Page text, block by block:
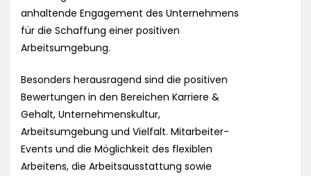
anhaltende Engagement des Unternehmens
für die Schaffung einer positiven
Arbeitsumgebung.
Besonders herausragend sind die positiven
Bewertungen in den Bereichen Karriere &
Gehalt, Unternehmenskultur,
Arbeitsumgebung und Vielfalt. Mitarbeiter-
Events und die Möglichkeit des flexiblen
Arbeitens, die Arbeitsausstattung sowie